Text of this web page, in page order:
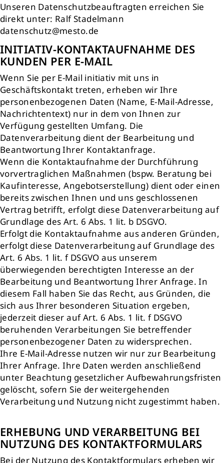
Unseren Datenschutzbeauftragten erreichen Sie
direkt unter: Ralf Stadelmann
datenschutz@mesto.de
INITIATIV-KONTAKTAUFNAHME DES
KUNDEN PER E-MAIL
Wenn Sie per E-Mail initiativ mit uns in
Geschäftskontakt treten, erheben wir Ihre
personenbezogenen Daten (Name, E-Mail-Adresse,
Nachrichtentext) nur in dem von Ihnen zur
Verfügung gestellten Umfang. Die
Datenverarbeitung dient der Bearbeitung und
Beantwortung Ihrer Kontaktanfrage.
Wenn die Kontaktaufnahme der Durchführung
vorvertraglichen Maßnahmen (bspw. Beratung bei
Kaufinteresse, Angebotserstellung) dient oder einen
bereits zwischen Ihnen und uns geschlossenen
Vertrag betrifft, erfolgt diese Datenverarbeitung auf
Grundlage des Art. 6 Abs. 1 lit. b DSGVO.
Erfolgt die Kontaktaufnahme aus anderen Gründen,
erfolgt diese Datenverarbeitung auf Grundlage des
Art. 6 Abs. 1 lit. f DSGVO aus unserem
überwiegenden berechtigten Interesse an der
Bearbeitung und Beantwortung Ihrer Anfrage. In
diesem Fall haben Sie das Recht, aus Gründen, die
sich aus Ihrer besonderen Situation ergeben,
jederzeit dieser auf Art. 6 Abs. 1 lit. f DSGVO
beruhenden Verarbeitungen Sie betreffender
personenbezogener Daten zu widersprechen.
Ihre E-Mail-Adresse nutzen wir nur zur Bearbeitung
Ihrer Anfrage. Ihre Daten werden anschließend
unter Beachtung gesetzlicher Aufbewahrungsfristen
gelöscht, sofern Sie der weitergehenden
Verarbeitung und Nutzung nicht zugestimmt haben.
ERHEBUNG UND VERARBEITUNG BEI
NUTZUNG DES KONTAKTFORMULARS
Bei der Nutzung des Kontaktformulars erheben wir